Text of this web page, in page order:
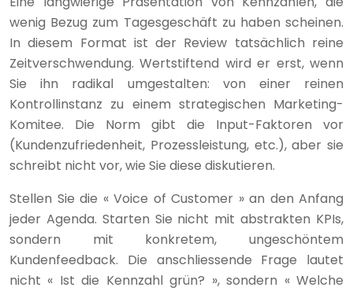
wenig Bezug zum Tagesgeschäft zu haben scheinen.
In diesem Format ist der Review tatsächlich reine
Zeitverschwendung. Wertstiftend wird er erst, wenn
Sie ihn radikal umgestalten: von einer reinen
Kontrollinstanz zu einem strategischen Marketing-
Komitee. Die Norm gibt die Input-Faktoren vor
(Kundenzufriedenheit, Prozessleistung, etc.), aber sie
schreibt nicht vor, wie Sie diese diskutieren.
Stellen Sie die « Voice of Customer » an den Anfang
jeder Agenda. Starten Sie nicht mit abstrakten KPIs,
sondern mit konkretem, ungeschöntem
Kundenfeedback. Die anschliessende Frage lautet
nicht « Ist die Kennzahl grün? », sondern « Welche